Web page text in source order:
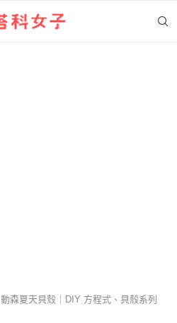
動森夏天貝殼｜DIY 方程式、貝殼系列